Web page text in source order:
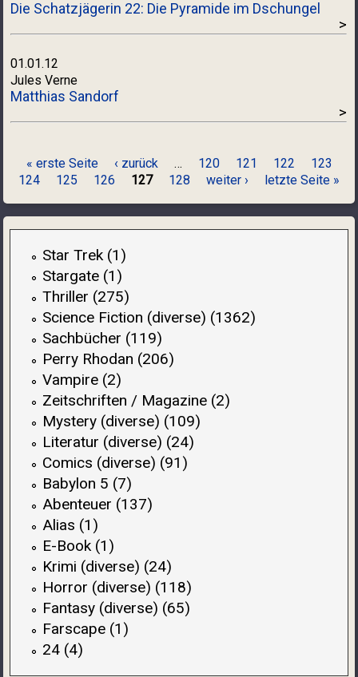
Die Schatzjägerin 22: Die Pyramide im Dschungel
>
01.01.12
Jules Verne
Matthias Sandorf
>
Seiten
« erste Seite ‹ zurück … 120 121 122
123
124
125 126 127 128 weiter › letzte Seite »
Star Trek (1)
Stargate (1)
Thriller (275)
Science Fiction (diverse) (1362)
Sachbücher (119)
Perry Rhodan (206)
Vampire (2)
Zeitschriften / Magazine (2)
Mystery (diverse) (109)
Literatur (diverse) (24)
Comics (diverse) (91)
Babylon 5 (7)
Abenteuer (137)
Alias (1)
E-Book (1)
Krimi (diverse) (24)
Horror (diverse) (118)
Fantasy (diverse) (65)
Farscape (1)
24 (4)